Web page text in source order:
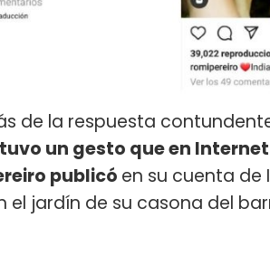
de la respuesta
un gesto que en
publicó en su cuenta
el jardín de su casona del